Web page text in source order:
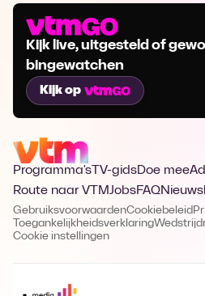
Kijk live, uitgesteld of
bingewatchen
Kijk op
Programma's TV-gidsDoe mee
Route naar VTMJobsFAQ
GebruiksvoorwaardenCookiebeleid
Toegankelijkheidsverklaring
Cookie instellingen